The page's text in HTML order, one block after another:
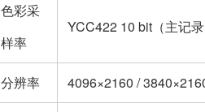
色彩采
样率
YCC422 10 bit（主记
分辨率 4096×2160 /